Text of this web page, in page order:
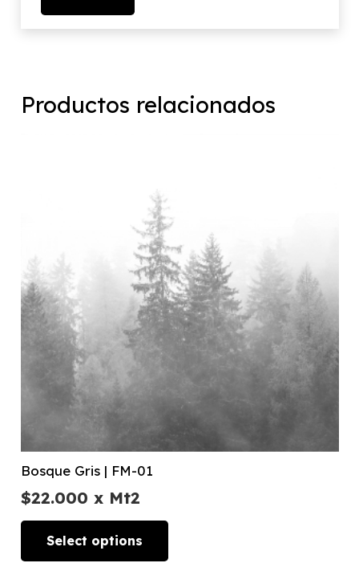
Productos relacionados
Bosque Gris | FM-01
$22.000 x Mt2
Select options